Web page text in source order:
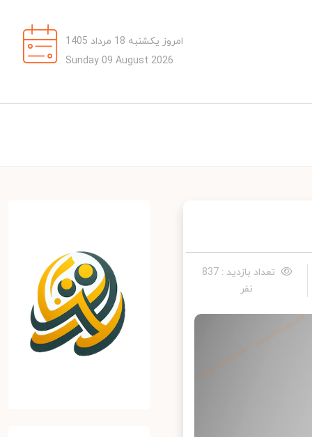
امروز یکشنبه 18 مرداد 1405
Sunday 09 August 2026
تعداد بازدید : 837
نفر